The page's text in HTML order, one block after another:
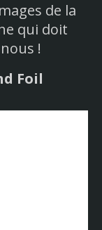
de la
qui doit
!
Foil